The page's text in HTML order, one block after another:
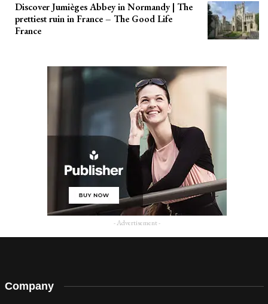
Discover Jumièges Abbey in Normandy | The
prettiest ruin in France – The Good Life
France
- Advertisement -
Company